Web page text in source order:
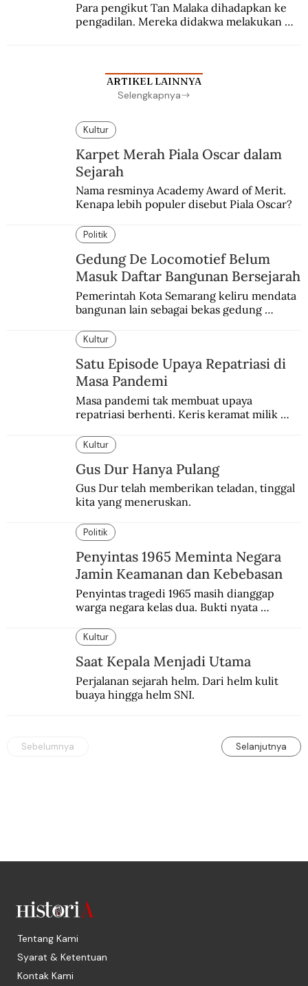
Para pengikut Tan Malaka dihadapkan ke
pengadilan. Mereka didakwa melakukan
ARTIKEL LAINNYA
Selengkapnya
Kultur
Karpet Merah Piala Oscar dalam
Sejarah
Nama resminya Academy Award of Merit.
Kenapa lebih populer disebut Piala Oscar?
Politik
Gedung De Locomotief Belum
Masuk Daftar Bangunan Bersejarah
Pemerintah Kota Semarang keliru mendata
bangunan lain sebagai bekas gedung
Kultur
Satu Episode Upaya Repatriasi di
Masa Pandemi
Masa pandemi tak membuat upaya
repatriasi berhenti. Keris keramat milik
di periode yang sulit.
Kultur
Gus Dur Hanya Pulang
Gus Dur telah memberikan teladan, tinggal
kita yang meneruskan.
Politik
Penyintas 1965 Meminta Negara
Jamin Keamanan dan Kebebasan
Penyintas tragedi 1965 masih dianggap
warga negara kelas dua. Bukti nyata
Kultur
Saat Kepala Menjadi Utama
Perjalanan sejarah helm. Dari helm kulit
buaya hingga helm SNI.
Sebelumnya Selanjutnya
Tentang Kami
Syarat & Ketentuan
Kontak Kami